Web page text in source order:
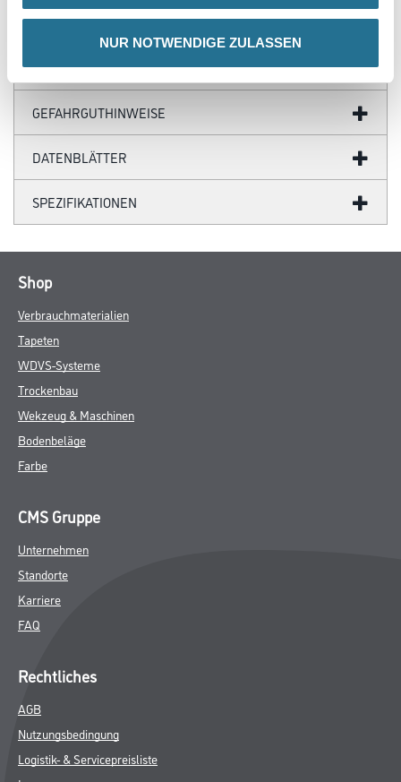
NUR NOTWENDIGE ZULASSEN
ZUSATZINFOS
GEFAHRGUTHINWEISE
DATENBLÄTTER
SPEZIFIKATIONEN
Shop
Verbrauchmaterialien
Tapeten
WDVS-Systeme
Trockenbau
Wekzeug & Maschinen
Bodenbeläge
Farbe
CMS Gruppe
Unternehmen
Standorte
Karriere
FAQ
Rechtliches
AGB
Nutzungsbedingung
Logistik- & Servicepreisliste